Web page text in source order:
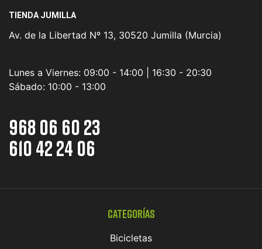
TIENDA JUMILLA
Av. de la Libertad Nº 13, 30520 Jumilla (Murcia)
Lunes a Viernes: 09:00 - 14:00 | 16:30 - 20:30
Sábado: 10:00 - 13:00
968 06 60 23
610 42 24 06
Categorías
Bicicletas